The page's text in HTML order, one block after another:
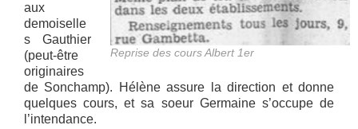
Reprise des cours Albert 1er
aux
demoiselle
s Gauthier
(peut-être
originaires
de Sonchamp). Hélène assure la direction et donne
quelques cours, et sa soeur Germaine s’occupe de
l’intendance.